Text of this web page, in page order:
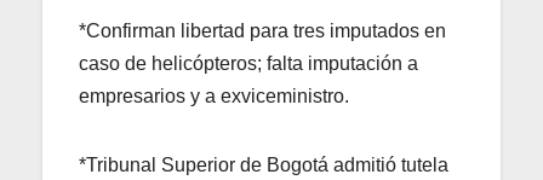
*Confirman libertad para tres imputados en
caso de helicópteros; falta imputación a
empresarios y a exviceministro.
*Tribunal Superior de Bogotá admitió tutela